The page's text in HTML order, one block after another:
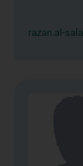
razan.al-